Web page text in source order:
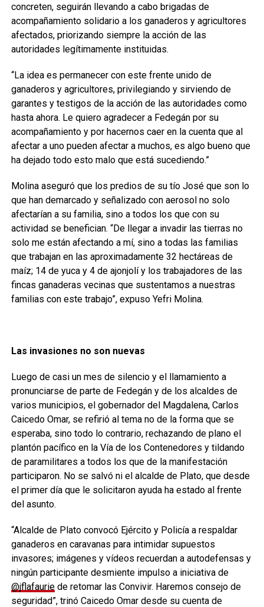
concreten, seguirán llevando a cabo brigadas de
acompañamiento solidario a los ganaderos y agricultores
afectados, priorizando siempre la acción de las
autoridades legítimamente instituidas.
“La idea es permanecer con este frente unido de
ganaderos y agricultores, privilegiando y sirviendo de
garantes y testigos de la acción de las autoridades como
hasta ahora. Le quiero agradecer a Fedegán por su
acompañamiento y por hacernos caer en la cuenta que al
afectar a uno pueden afectar a muchos, es algo bueno que
ha dejado todo esto malo que está sucediendo.”
Molina aseguró que los predios de su tío José que son lo
que han demarcado y señalizado con aerosol no solo
afectarían a su familia, sino a todos los que con su
actividad se benefician. “De llegar a invadir las tierras no
solo me están afectando a mí, sino a todas las familias
que trabajan en las aproximadamente 32 hectáreas de
maíz; 14 de yuca y 4 de ajonjolí y los trabajadores de las
fincas ganaderas vecinas que sustentamos a nuestras
familias con este trabajo”, expuso Yefri Molina.
Las invasiones no son nuevas
Luego de casi un mes de silencio y el llamamiento a
pronunciarse de parte de Fedegán y de los alcaldes de
varios municipios, el gobernador del Magdalena, Carlos
Caicedo Omar, se refirió al tema no de la forma que se
esperaba, sino todo lo contrario, rechazando de plano el
plantón pacífico en la Vía de los Contenedores y tildando
de paramilitares a todos los que de la manifestación
participaron. No se salvó ni el alcalde de Plato, que desde
el primer día que le solicitaron ayuda ha estado al frente
del asunto.
“Alcalde de Plato convocó Ejército y Policía a respaldar
ganaderos en caravanas para intimidar supuestos
invasores; imágenes y vídeos recuerdan a autodefensas y
ningún participante desmiente impulso a iniciativa de
@jflafauriede retomar las Convivir. Haremos consejo de
seguridad”, trinó Caicedo Omar desde su cuenta de